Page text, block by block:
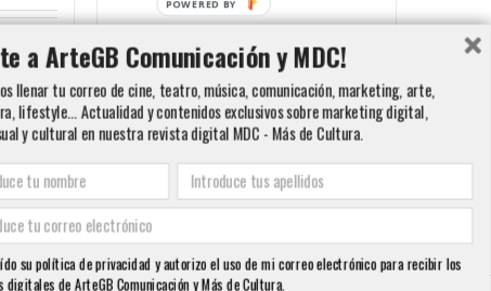
Detalles
Detalles
a ArteGB Comunicación y MDC!
llenar tu correo de cine, teatro, música, comunicación, marketing, arte,
lifestyle... Actualidad y contenidos exclusivos sobre marketing digital,
y cultural en nuestra revista digital MDC - Más de Cultura.
su política de privacidad y autorizo el uso de mi correo electrónico para recibir los
digitales de ArteGB Comunicación y Más de Cultura.